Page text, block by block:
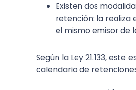
Existen dos
retención: la realiza
el mismo emisor de
Según la Ley 21.133, este
calendario de